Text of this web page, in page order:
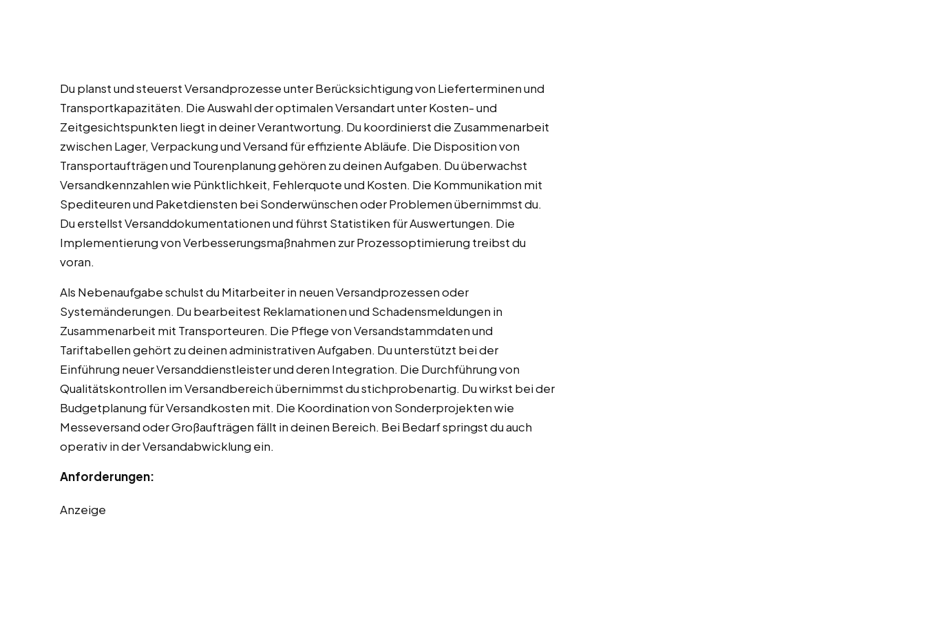
Du planst und steuerst Versandprozesse unter Berücksichtigung von Lieferterminen und
Transportkapazitäten. Die Auswahl der optimalen Versandart unter Kosten- und
Zeitgesichtspunkten liegt in deiner Verantwortung. Du koordinierst die Zusammenarbeit
zwischen Lager, Verpackung und Versand für effiziente Abläufe. Die Disposition von
Transportaufträgen und Tourenplanung gehören zu deinen Aufgaben. Du überwachst
Versandkennzahlen wie Pünktlichkeit, Fehlerquote und Kosten. Die Kommunikation mit
Spediteuren und Paketdiensten bei Sonderwünschen oder Problemen übernimmst du.
Du erstellst Versanddokumentationen und führst Statistiken für Auswertungen. Die
Implementierung von Verbesserungsmaßnahmen zur Prozessoptimierung treibst du
voran.
Als Nebenaufgabe schulst du Mitarbeiter in neuen Versandprozessen oder
Systemänderungen. Du bearbeitest Reklamationen und Schadensmeldungen in
Zusammenarbeit mit Transporteuren. Die Pflege von Versandstammdaten und
Tariftabellen gehört zu deinen administrativen Aufgaben. Du unterstützt bei der
Einführung neuer Versanddienstleister und deren Integration. Die Durchführung von
Qualitätskontrollen im Versandbereich übernimmst du stichprobenartig. Du wirkst bei der
Budgetplanung für Versandkosten mit. Die Koordination von Sonderprojekten wie
Messeversand oder Großaufträgen fällt in deinen Bereich. Bei Bedarf springst du auch
operativ in der Versandabwicklung ein.
Anforderungen:
Anzeige